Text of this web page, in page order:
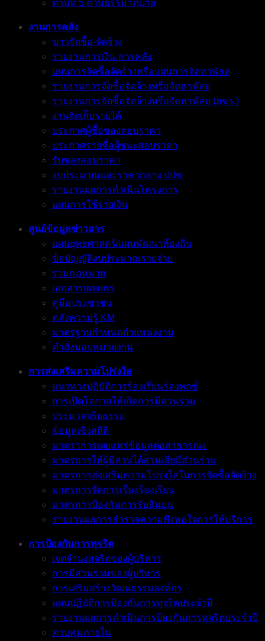
ด้านที่ 5 ด้านธรรมาภิบาล
งานการคลัง
ข่าวจัดซื้อ-จัดจ้าง
รายงานการเงิน-การคลัง
แผนการจัดซื้อจัดจ้างหรือแผนการจัดหาพัสดุ
รายงานการจัดซื้อจัดจ้างหรือจัดหาพัสดุ
รายงานการจัดซื้อจัดจ้างหรือจัดหาพัสดุ (สขร.)
งานจัดเก็บรายได้
ประกาศผู้ซื้อซองสอบราคา
ประกาศรายชื่อผู้ชนะสอบราคา
รับซองสอบราคา
งบประมาณและราคากลาง ปปช.
รายงานผลการดำเนินโครงการ
แผนการใช้จ่ายเงิน
ศูนย์ข้อมูลข่าวสาร
แผนยุทธศาสตร์/แผนพัฒนาท้องถิ่น
ข้อบัญญัติงบประมาณรายจ่าย
รวมกฎหมาย
เอกสารเผยแพร่
คู่มือประชาชน
คลังความรู้ KM
มาตรฐานกำหนดตำแหน่งงาน
คำสั่งมอบหมายงาน
การส่งเสริมความโปร่งใส
แนวทางปฏิบัติการร้องเรียนร้องทุกข์
การเปิดโอกาสให้เกิดการมีส่วนร่วม
ประมวลจริยธรรม
ข้อมูลเชิงสถิติ
มาตราการเผยแพร่ข้อมูลต่อสาธารณะ
มาตรการให้ผู้มีส่วนได้ส่วนเสียมีส่วนร่วม
มาตรการส่งเสริมความโปร่งใสในการจัดซื้อจัดจ้าง
มาตรการจัดการเรื่องร้องเรียน
มาตรการป้องกันการรับสินบน
รายงานผลการสำรวจความพึงพอใจการให้บริการ
การป้องกันการทุจริต
เจตจำนงสุจริตของผู้บริหาร
การมีส่วนร่วมของผู้บริหาร
การเสริมสร้างวัฒนธรรมองค์กร
แผนปฏิบัติการป้องกันการทุจริตประจำปี
รายงานผลการดำเนินการป้องกันการทุจริตประจำปี
ควบคุมภายใน